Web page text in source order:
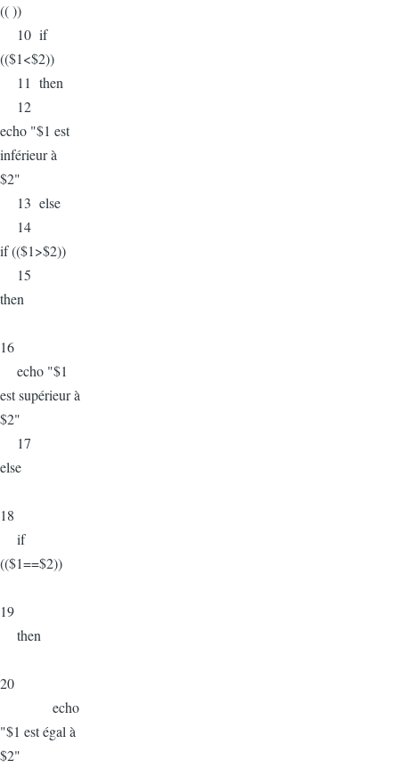
(( ))
10 if
(($1<$2))
11 then
12
echo "$1 est
inférieur à
$2"
13 else
14
if (($1>$2))
15
then
16
echo "$1
est supérieur à
$2"
17
else
18
if
(($1==$2))
19
then
20
echo
"$1 est égal à
$2"